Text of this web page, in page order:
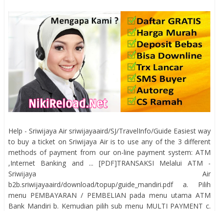
Help - Sriwijaya Air sriwijayaaird/SJ/TravelInfo/Guide Easiest way
to buy a ticket on Sriwijaya Air is to use any of the 3 different
methods of payment from our on-line payment system: ATM
,Internet Banking and ... [PDF]TRANSAKSI Melalui ATM -
Sriwijaya Air
b2b.sriwijayaaird/download/topup/guide_mandiri.pdf a. Pilih
menu PEMBAYARAN / PEMBELIAN pada menu utama ATM
Bank Mandiri b. Kemudian pilih sub menu MULTI PAYMENT c.